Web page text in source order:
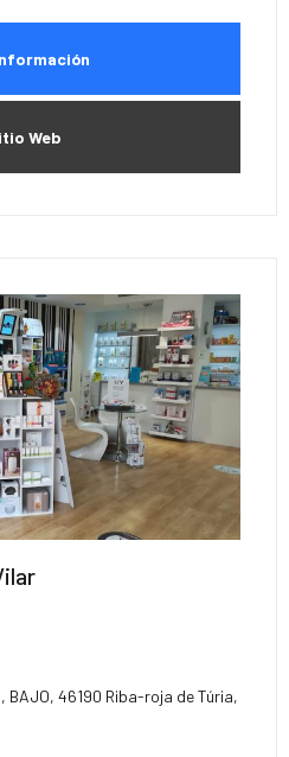
Web
BAJO, 46190 Riba-roja de Túria,